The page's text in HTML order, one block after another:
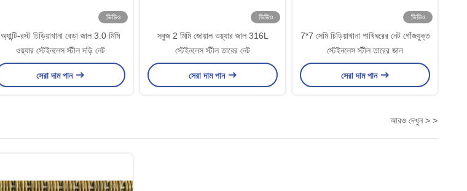
ভিডিও
অ্যান্টি-রস্ট চিড়িয়াখানা বেড়া জাল 3.0 মিমি
ওয়্যার স্টেইনলেস স্টীল দড়ি নেট
সেরা দাম পান
ভিডিও
সবুজ 2 মিমি জোয়াল ওয়্যার জাল 316L
স্টেইনলেস স্টীল তারের নেট
সেরা দাম পান
ভিডিও
7*7 সেমি চিড়িয়াখানা পাখিঘরের নেট গোঁজযুক্ত
স্টেইনলেস স্টীল তারের জাল
সেরা দাম পান
আরও দেখুন > >